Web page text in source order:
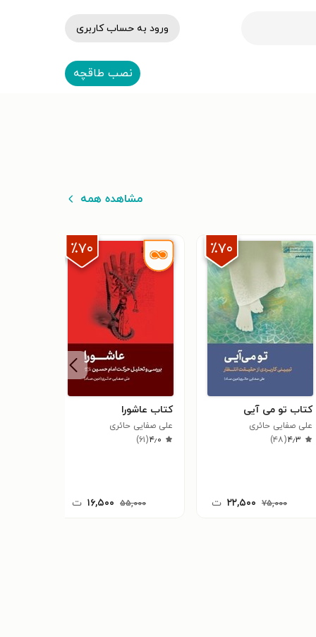
ورود به حساب کاربری
نصب طاقچه
مشاهده همه
٪۷۰
کتاب تو می آیی
علی صفایی حائری
۴٫۳(۴۸)
۷۵,۰۰۰ ۲۲,۵۰۰ ت
٪۷۰
کتاب عاشورا
علی صفایی حائری
۴٫۰(۶۱)
۵۵,۰۰۰ ۱۶,۵۰۰ ت